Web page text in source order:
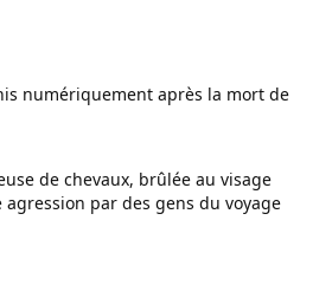
numériquement après la mort de
de chevaux, brûlée au visage
agression par des gens du voyage